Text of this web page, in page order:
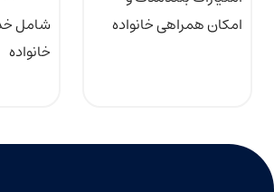
امکان همراهی خانواده
شامل
خانواده